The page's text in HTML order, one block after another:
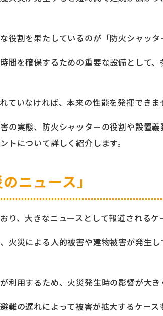
富なオールシャッターサービス
割を果たしているのが「防火シャッタ
間を確保するための重要な設備として
ていなければ、本来の性能を発揮できま
の実態、防火シャッターの役割や設置
トについて詳しく紹介します。
ニュース」
り、大きなニュースとして報道される
火災による人的被害や建物被害が発生
用するため、火災発生時の影響が大き
難の遅れによって被害が拡大するケー